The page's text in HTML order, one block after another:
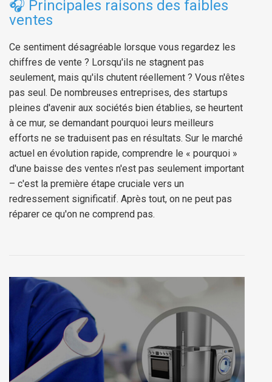
🎧 Principales raisons des faibles
ventes
Ce sentiment désagréable lorsque vous regardez les
chiffres de vente ? Lorsqu'ils ne stagnent pas
seulement, mais qu'ils chutent réellement ? Vous n'êtes
pas seul. De nombreuses entreprises, des startups
pleines d'avenir aux sociétés bien établies, se heurtent
à ce mur, se demandant pourquoi leurs meilleurs
efforts ne se traduisent pas en résultats. Sur le marché
actuel en évolution rapide, comprendre le « pourquoi »
d'une baisse des ventes n'est pas seulement important
– c'est la première étape cruciale vers un
redressement significatif. Après tout, on ne peut pas
réparer ce qu'on ne comprend pas.